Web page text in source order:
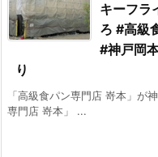
キーフラ
ろ #高級
#神戸岡
り
「高級食パン専門店 嵜本」が
専門店 嵜本」 ...